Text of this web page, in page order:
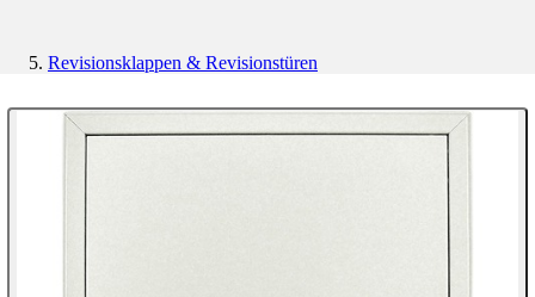
Revisionsklappen & Revisionstüren